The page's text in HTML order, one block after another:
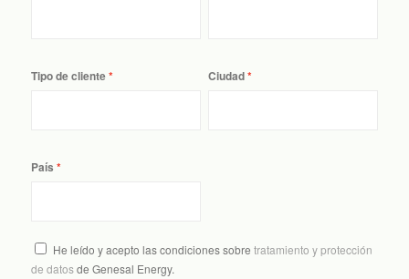
Tipo de cliente Ciudad
País
He leído y acepto las condiciones sobre tratamiento y protección
de datosde Genesal Energy.